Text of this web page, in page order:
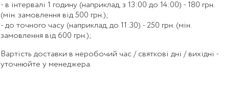
- в інтервалі 1 годину (наприклад, з 13:00 до 14:00) - 180 грн.
(мін. замовлення від 500 грн.);
- до точного часу (наприклад, до 11:30) - 250 грн. (мін.
замовлення від 600 грн.);
Вартість доставки в неробочий час / святкові дні / вихідні -
уточнюйте у менеджера.